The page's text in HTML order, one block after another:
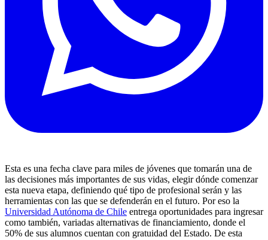
Esta es una fecha clave para miles de jóvenes que tomarán una de
las decisiones más importantes de sus vidas, elegir dónde comenzar
esta nueva etapa, definiendo qué tipo de profesional serán y las
herramientas con las que se defenderán en el futuro. Por eso la
Universidad Autónoma de Chile entrega oportunidades para ingresar
como también, variadas alternativas de financiamiento, donde el
50% de sus alumnos cuentan con gratuidad del Estado. De esta